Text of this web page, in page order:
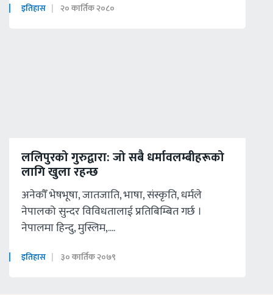
इतिहास २० कार्तिक २०८०
ललिपुरको गुरुद्वारा: जो सबै धर्मावलम्बीहरूको
लागि खुला रहन्छ
अनेकौँ भेषभूषा, जातजाति, भाषा, संस्कृति, धर्मले
नेपालको सुन्दर विविधतालाई प्रतिबिम्बित गर्छ ।
नेपालमा हिन्दु, मुस्लिम,....
इतिहास ३० कार्तिक २०७९